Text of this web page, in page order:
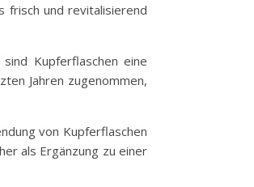
frisch und revitalisierend
Kupferflaschen eine
Jahren zugenommen,
von Kupferflaschen
als Ergänzung zu einer